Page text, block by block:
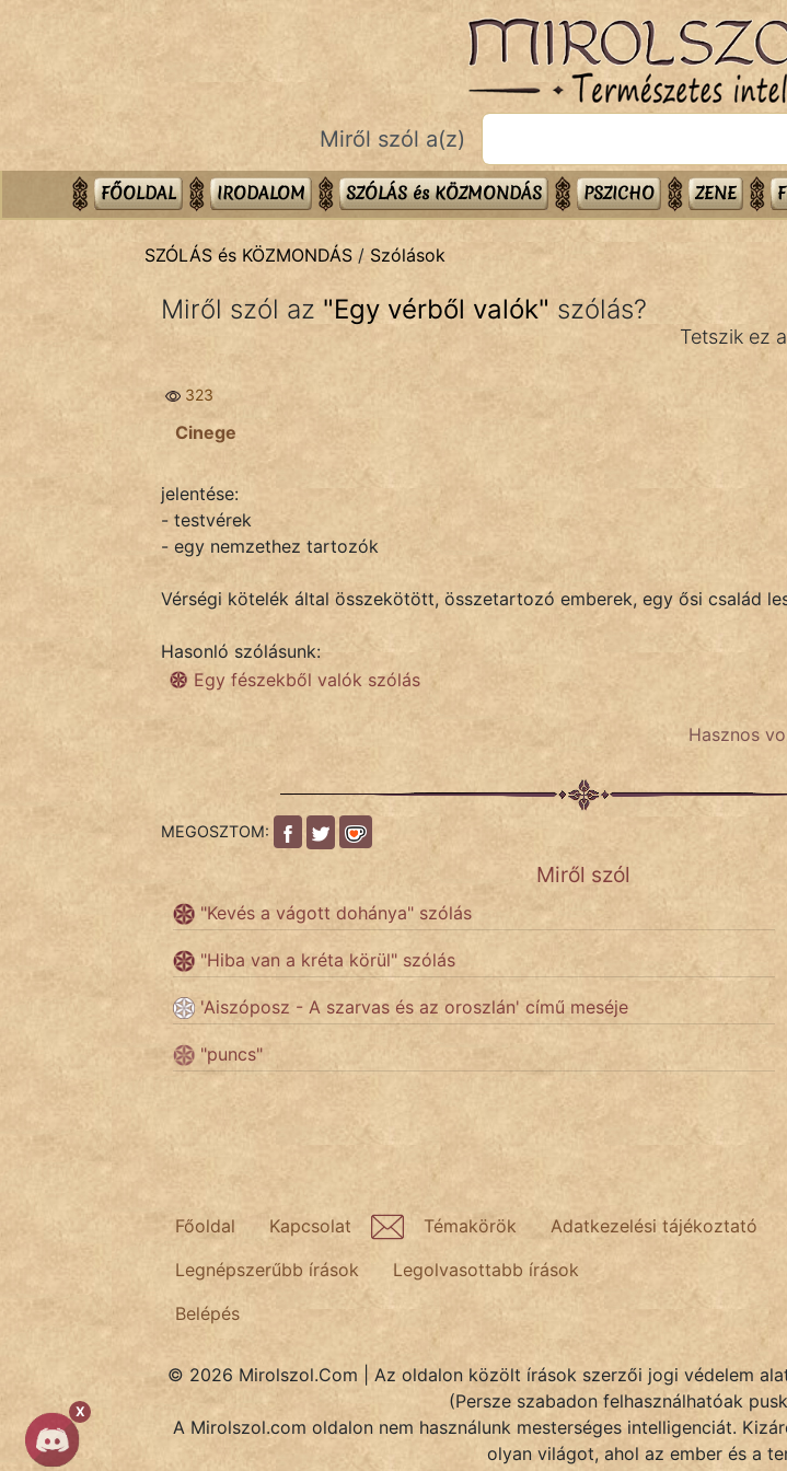
X
Bibliai
Közmondások
Szóláscsoportok
KÖZMONDÁS
FILM
Népszerű szerzőink:
fantom
Láron Ádám
vörös ördög
nagyöreg
Miről szól a(z)
FŐOLDAL IRODALOM SZÓLÁS és KÖZMONDÁS PSZICHO ZENE
SZÓLÁS és KÖZMONDÁS / Szólások
Miről szól az "Egy vérből valók" szólás?
Tetszik ez
323
Cinege
jelentése:
- testvérek
- egy nemzethez tartozók
Vérségi kötelék által összekötött, összetartozó emberek, egy ősi család
Hasonló szólásunk:
Egy fészekből valók szólás
Hasznos
MEGOSZTOM:
Miről szól
"Kevés a vágott dohánya" szólás
"Hiba van a kréta körül" szólás
'Aiszóposz - A szarvas és az oroszlán' című meséje
"puncs"
Főoldal Kapcsolat Témakörök Adatkezelési tájékoztató
Legnépszerűbb írások
Legolvasottabb írások
Belépés
© 2026 Mirolszol.Com | Az oldalon közölt írások szerzői jogi védelem
(Persze szabadon felhasználhatóak
A Mirolszol.com oldalon nem használunk mesterséges intelligenciát.
olyan világot, ahol az ember és a